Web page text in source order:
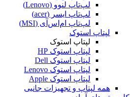
لپ‌تاپ لنوو (Lenovo)
لپ‌تاپ ایسر (acer)
لپ‌تاپ ام‌اس‌آی (MSI)
لپتاپ استوک
لپتاپ استوک
لپتاپ استوک HP
لپتاپ استوک Dell
لپتاپ استوک Lenovo
لپتاپ استوک Apple
همه لپتاپ و تجهیزات جانبی